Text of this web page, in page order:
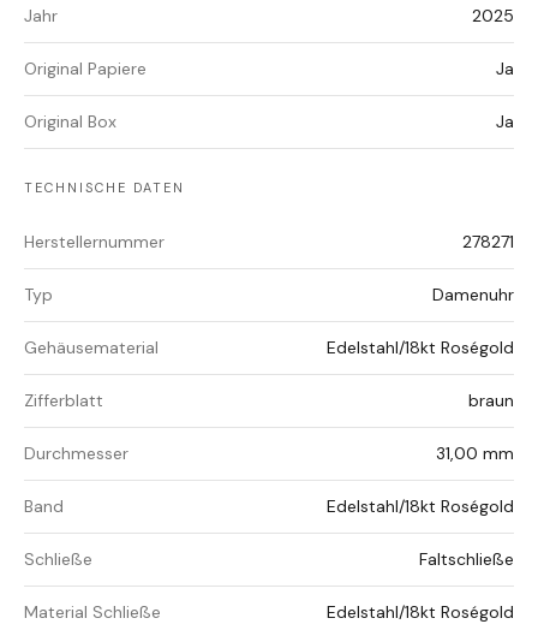
Jahr 2025
Original Papiere Ja
Original Box Ja
TECHNISCHE DATEN
Herstellernummer 278271
Typ Damenuhr
Gehäusematerial Edelstahl/18kt Roségold
Zifferblatt braun
Durchmesser 31,00 mm
Band Edelstahl/18kt Roségold
Schließe Faltschließe
Material Schließe Edelstahl/18kt Roségold